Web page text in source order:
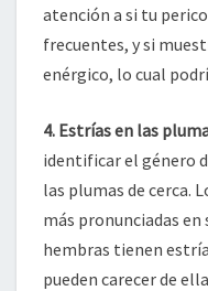
atención a si tu
frecuentes, y si
enérgico, lo cual
4. Estrías en las
identificar el género
las plumas de cerca.
más pronunciadas
hembras tienen
pueden carecer de